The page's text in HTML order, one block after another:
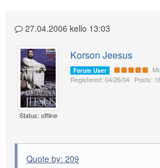
27.04.2006 kello 13:03
Status: offline
Korson Jeesus
Forum User
Registered: 04/26/04 Posts:
Quote by: 209